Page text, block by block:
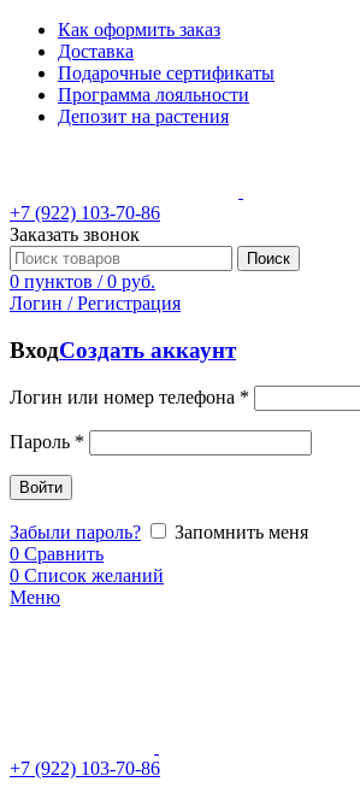
Как оформить заказ
Доставка
Подарочные сертификаты
Программа лояльности
Депозит на растения
+7 (922) 103-70-86
Заказать звонок
Поиск
0 пунктов / 0 руб.
Логин / Регистрация
ВходСоздать аккаунт
Логин или номер телефона *
Пароль *
Войти
Забыли пароль?
Запомнить меня
0 Сравнить
0 Список желаний
Меню
+7 (922) 103-70-86